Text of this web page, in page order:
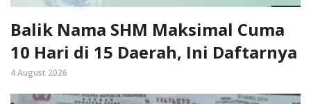
Balik Nama SHM Maksimal Cuma
10 Hari di 15 Daerah, Ini Daftarnya
4 August 2026